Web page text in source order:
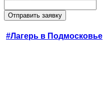
#Лагерь в Подмосковье